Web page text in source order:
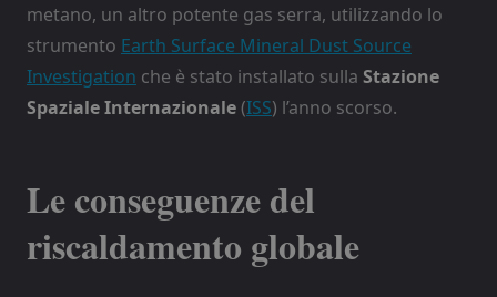
metano, un altro potente gas serra, utilizzando lo
strumento Earth Surface Mineral Dust Source
Investigation che è stato installato sulla Stazione
Spaziale Internazionale(ISS) l’anno scorso.
Le conseguenze del
riscaldamento globale